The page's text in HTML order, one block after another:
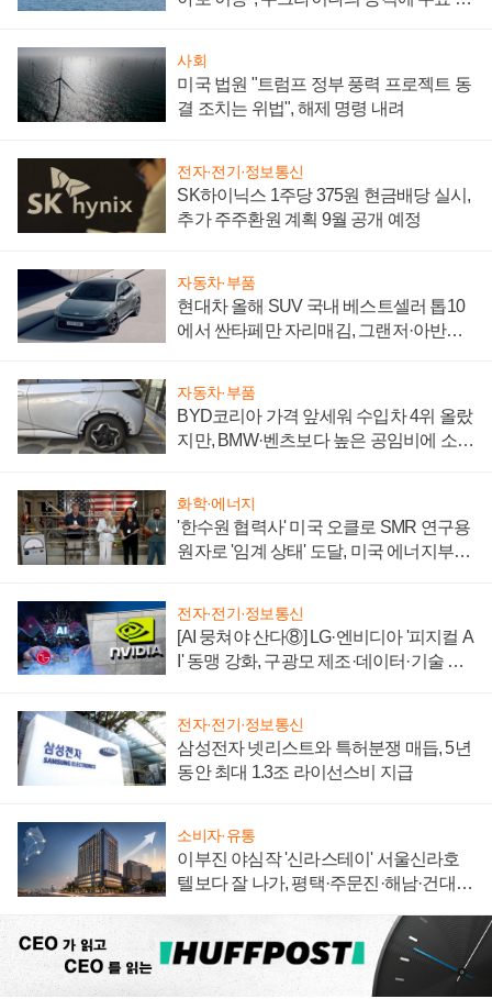
사회
미국 법원 "트럼프 정부 풍력 프로젝트 동
결 조치는 위법", 해제 명령 내려
전자·전기·정보통신
SK하이닉스 1주당 375원 현금배당 실시,
추가 주주환원 계획 9월 공개 예정
자동차·부품
현대차 올해 SUV 국내 베스트셀러 톱10
에서 싼타페만 자리매김, 그랜저·아반떼
자동차·부품
BYD코리아 가격 앞세워 수입차 4위 올랐
지만, BMW·벤츠보다 높은 공임비에 소비
화학·에너지
'한수원 협력사' 미국 오클로 SMR 연구용
원자로 '임계 상태' 도달, 미국 에너지부
전자·전기·정보통신
[AI 뭉쳐야 산다⑧] LG·엔비디아 '피지컬 A
I' 동맹 강화, 구광모 제조·데이터·기술 결
전자·전기·정보통신
삼성전자 넷리스트와 특허분쟁 매듭, 5년
동안 최대 1.3조 라이선스비 지급
소비자·유통
이부진 야심작 '신라스테이' 서울신라호
텔보다 잘 나가, 평택·주문진·해남·건대로